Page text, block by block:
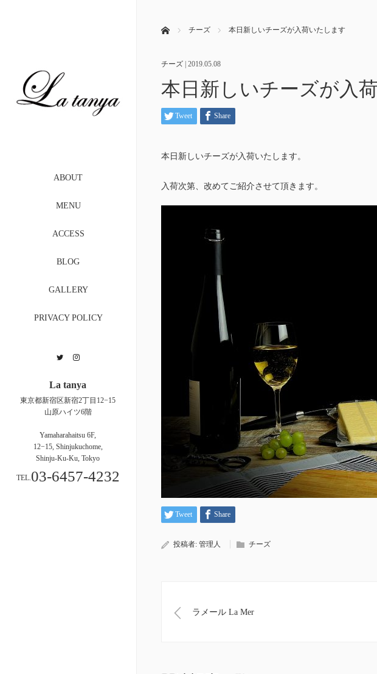
ABOUT
MENU
ACCESS
BLOG
GALLERY
PRIVACY POLICY
Twitter
La tanya
東京都新宿区新宿2丁目12−15
山原ハイツ6階
Yamaharahaitsu 6F,
12−15, Shinjukuchome,
Shinju-Ku-Ku, Tokyo
TEL.03-6457-4232
ホーム チーズ 本日新しいチーズが入荷いたします
チーズ 2019.05.08
本日新しいチーズが入
Tweet Share
本日新しいチーズが入荷いたします。
入荷次第、改めてご紹介させて頂きます。
Tweet Share
投稿者: 管理人 チーズ
ラメール La Mer